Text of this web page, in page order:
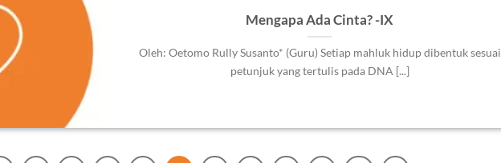
Mengapa Ada Cinta? -IX
Oleh: Oetomo Rully Susanto* (Guru) Setiap mahluk hidup dibentuk sesuai
petunjuk yang tertulis pada DNA [...]